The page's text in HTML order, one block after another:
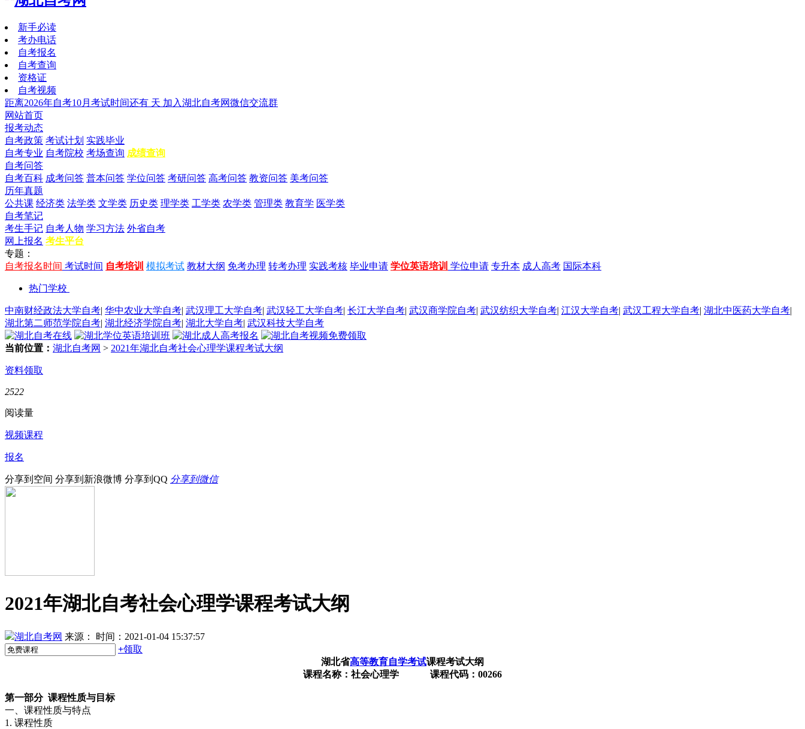
新手必读
考办电话
自考报名
自考查询
资格证
自考视频
距离2026年自考10月考试时间还有 天 加入湖北自考网微信交流群
网站首页
报考动态
自考政策 考试计划 实践毕业
自考专业 自考院校 考场查询 成绩查询
自考问答
自考百科 成考问答 普本问答 学位问答 考研问答 高考问答 教资问答 美考问答
历年真题
公共课 经济类 法学类 文学类 历史类 理学类 工学类 农学类 管理类 教育学 医学类
自考笔记
考生手记 自考人物 学习方法 外省自考
网上报名 考生平台
专题：
自考报名时间 考试时间 自考培训 模拟考试 教材大纲 免考办理 转考办理 实践考核 毕业申请 学位英语培训 学位申请 专升本 成人高考 国际本科
热门学校
中南财经政法大学自考| 华中农业大学自考| 武汉理工大学自考| 武汉轻工大学自考| 长江大学自考| 武汉商学院自考| 武汉纺织大学自考| 江汉大学自考| 武汉工程大学自考| 湖北中医药大学自考|
湖北第二师范学院自考| 湖北经济学院自考| 湖北大学自考| 武汉科技大学自考
当前位置： 湖北自考网 > 2021年湖北自考社会心理学课程考试大纲
资料领取
2522
阅读量
视频课程
报名
分享到空间 分享到新浪微博 分享到QQ 分享到微信
2021年湖北自考社会心理学课程考试大纲
湖北自考网 来源：
时间：2021-01-04 15:37:57
+领取
湖北省高等教育自学考试课程考试大纲
课程名称：社会心理学 课程代码：00266
第一部分 课程性质与目标
一、课程性质与特点
1. 课程性质